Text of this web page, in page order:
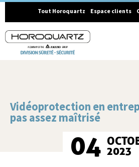
Tout Horoquartz Espace clients
Vidéoprotection en
pas assez maîtrisé
04 2023